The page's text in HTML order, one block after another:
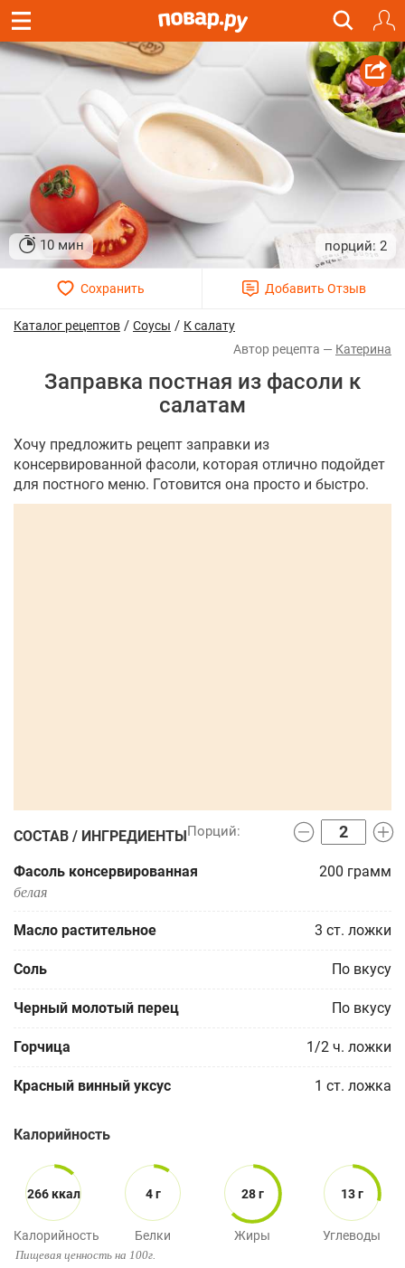
10 мин 2
Каталог рецептов / Соусы / К салату
Катерина
Заправка постная из фасоли к
салатам
Хочу предложить рецепт заправки из
консервированной фасоли, которая отлично подойдет
для постного меню. Готовится она просто и быстро.
СОСТАВ / ИНГРЕДИЕНТЫ
Фасоль консервированная 200 грамм
белая
Масло растительное 3 ст. ложки
Соль По вкусу
Черный молотый перец По вкусу
Горчица 1/2 ч. ложки
Красный винный уксус 1 ст. ложка
Калорийность
266 ккал
Калорийность
4 г
Белки
28 г
Жиры
13 г
Углеводы
Пищевая ценность на 100г.